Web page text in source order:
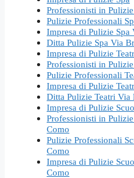
Professionisti in
Pulizie Professionali
Impresa di Pulizie Spa
Ditta Pulizie Spa Via
Impresa di Pulizie
Professionisti in
Pulizie Professionali
Impresa di Pulizie
Ditta Pulizie Teatri Via
Impresa di Pulizie
Professionisti in
Como
Pulizie Professionali
Como
Impresa di Pulizie
Como